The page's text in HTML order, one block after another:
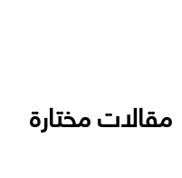
مقالات مختارة